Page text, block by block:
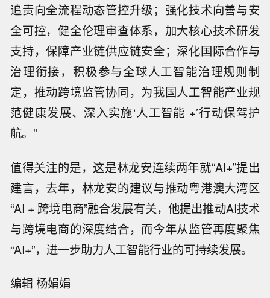
追责向全流程动态管控升级；强化技术向善与安
全可控，健全伦理审查体系，加大核心技术研发
支持，保障产业链供应链安全；深化国际合作与
治理衔接，积极参与全球人工智能治理规则制
定，推动跨境监管协同，为我国人工智能产业规
范健康发展、深入实施‘人工智能 +’行动保驾护
航。”
值得关注的是，这是林龙安连续两年就“AI+”提出
建言，去年，林龙安的建议与推动粤港澳大湾区
“AI + 跨境电商”融合发展有关，他提出推动AI技术
与跨境电商的深度结合，而今年从监管再度聚焦
“AI+”，进一步助力人工智能行业的可持续发展。
编辑 杨娟娟